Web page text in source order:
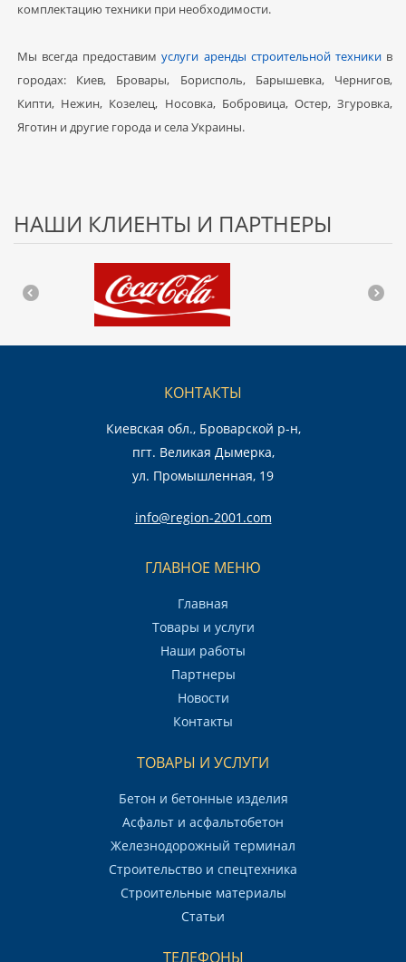
комплектацию техники при необходимости.
Мы всегда предоставимуслуги аренды строительной техникив
городах: Киев, Бровары, Борисполь, Барышевка, Чернигов,
Кипти, Нежин, Козелец, Носовка, Бобровица, Остер, Згуровка,
Яготин и другие города и села Украины.
НАШИ КЛИЕНТЫ И ПАРТНЕРЫ
КОНТАКТЫ
Киевская обл., Броварской р-н,
пгт. Великая Дымерка,
ул. Промышленная, 19
info@region-2001.com
ГЛАВНОЕ МЕНЮ
Главная
Товары и услуги
Наши работы
Партнеры
Новости
Контакты
ТОВАРЫ И УСЛУГИ
Бетон и бетонные изделия
Асфальт и асфальтобетон
Железнодорожный терминал
Строительство и спецтехника
Строительные материалы
Статьи
ТЕЛЕФОНЫ